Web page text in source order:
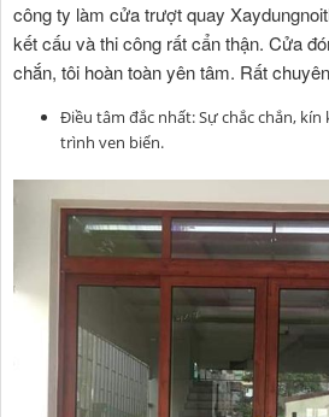
công ty làm cửa trượt quay
kết cấu và thi công rất cẩn thận. Cửa
chắn, tôi hoàn toàn yên tâm. Rất
Điều tâm đắc nhất: Sự chắc chắn,
trình ven biển.